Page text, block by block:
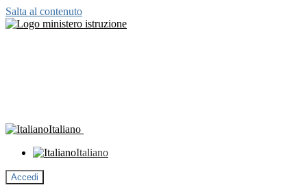
Salta al contenuto
Italiano
Italiano
Accedi